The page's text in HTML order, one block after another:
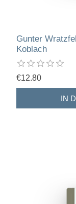
Gunter
Koblach
€12.80